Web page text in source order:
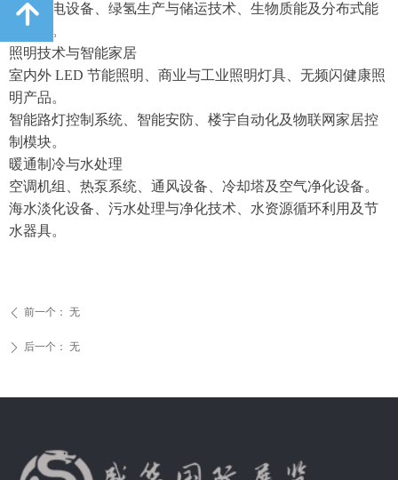
风能发电设备、绿氢生产与储运技术、生物质能及分布式能
源系统。
照明技术与智能家居
室内外 LED 节能照明、商业与工业照明灯具、无频闪健康照
明产品。
智能路灯控制系统、智能安防、楼宇自动化及物联网家居控
制模块。
暖通制冷与水处理
空调机组、热泵系统、通风设备、冷却塔及空气净化设备。
海水淡化设备、污水处理与净化技术、水资源循环利用及节
水器具。
ꄴ 前一个： 无
ꄲ 后一个： 无
녕